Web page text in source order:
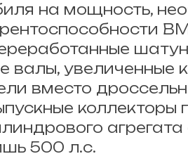
на мощность,
валы, увеличенные
вместо
коллекторы
агрегата
500 л.с.